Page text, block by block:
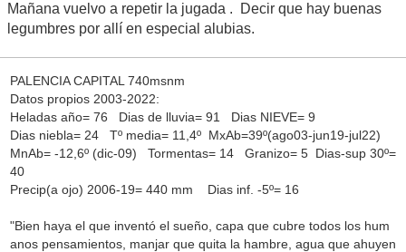
Mañana vuelvo a repetir la jugada . Decir que hay buenas
legumbres por allí en especial alubias.
PALENCIA CAPITAL 740msnm
Datos propios 2003-2022:
Heladas año= 76 Dias de lluvia= 91 Dias NIEVE= 9
Dias niebla= 24 Tº media= 11,4º MxAb=39º(ago03-jun19-jul22)
MnAb= -12,6º (dic-09) Tormentas= 14 Granizo= 5 Dias-sup 30º=
40
Precip(a ojo) 2006-19= 440 mm Dias inf. -5º= 16
"Bien haya el que inventó el sueño, capa que cubre todos los hum
anos pensamientos, manjar que quita la hambre, agua que ahuyen